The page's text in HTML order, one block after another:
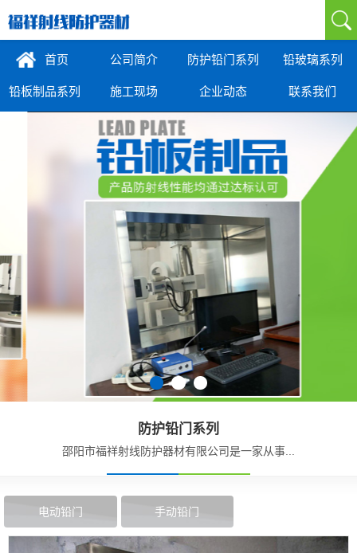
首页 公司简介 防护铅门系列 铅玻璃系列
铅板制品系列 施工现场 企业动态 联系我们
防护铅门系列
邵阳市福祥射线防护器材有限公司是一家从事...
电动铅门 手动铅门